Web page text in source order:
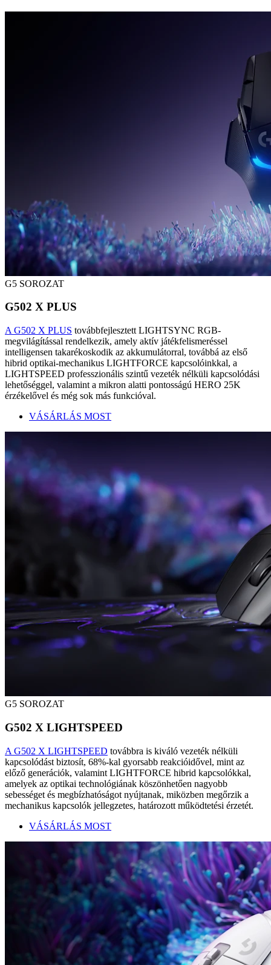
G5 SOROZAT
G502 X PLUS
A G502 X PLUS továbbfejlesztett LIGHTSYNC RGB-
megvilágítással rendelkezik, amely aktív játékfelismeréssel
intelligensen takarékoskodik az akkumulátorral, továbbá az első
hibrid optikai-mechanikus LIGHTFORCE kapcsolóinkkal, a
LIGHTSPEED professzionális szintű vezeték nélküli kapcsolódási
lehetőséggel, valamint a mikron alatti pontosságú HERO 25K
érzékelővel és még sok más funkcióval.
VÁSÁRLÁS MOST
G5 SOROZAT
G502 X LIGHTSPEED
A G502 X LIGHTSPEED továbbra is kiváló vezeték nélküli
kapcsolódást biztosít, 68%-kal gyorsabb reakcióidővel, mint az
előző generációk, valamint LIGHTFORCE hibrid kapcsolókkal,
amelyek az optikai technológiának köszönhetően nagyobb
sebességet és megbízhatóságot nyújtanak, miközben megőrzik a
mechanikus kapcsolók jellegzetes, határozott működtetési érzetét.
VÁSÁRLÁS MOST